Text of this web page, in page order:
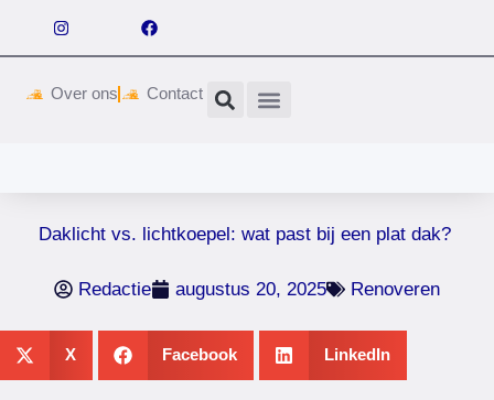
Over ons Contact
Daklicht vs. lichtkoepel: wat past bij een plat dak?
Redactie augustus 20, 2025 Renoveren
X Facebook LinkedIn